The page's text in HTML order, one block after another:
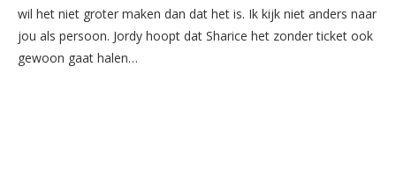
wil het niet groter maken dan dat het is. Ik kijk niet anders naar
jou als persoon. Jordy hoopt dat Sharice het zonder ticket ook
gewoon gaat halen…